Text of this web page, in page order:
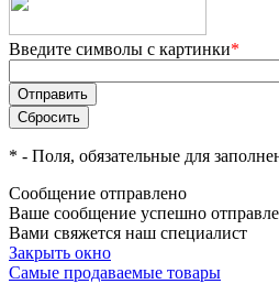
Введите символы с картинки*
* - Поля, обязательные для
Сообщение отправлено
Ваше сообщение успешно
Вами свяжется наш специалист
Закрыть окно
Самые продаваемые товары